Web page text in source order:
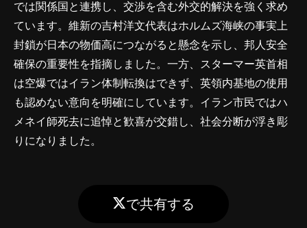
では関係国と連携し、交渉を含む外交的解決を強く求め
ています。維新の吉村洋文代表はホルムズ海峡の事実上
封鎖が日本の物価高につながると懸念を示し、邦人安全
確保の重要性を指摘しました。一方、スターマー英首相
は空爆ではイラン体制転換はできず、英領内基地の使用
も認めない意向を明確にしています。イラン市民ではハ
メネイ師死去に追悼と歓喜が交錯し、社会分断が浮き彫
りになりました。
で共有する